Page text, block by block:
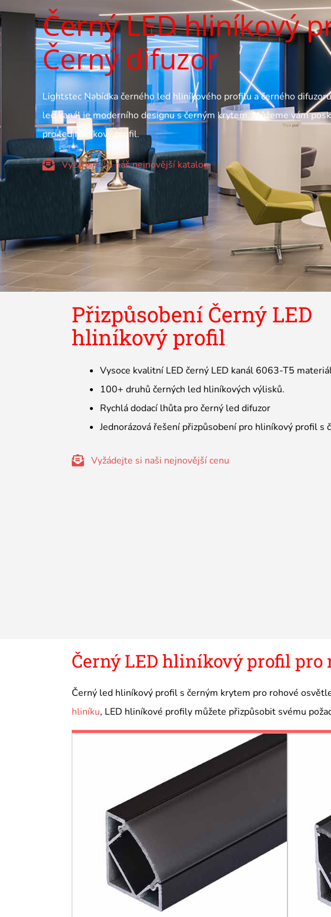
Černý LED hliníkový
Černý difuzor
Lightstec Nabídka černého led hliníkového profilu a černého
led kanál je moderního designu s černým krytem. Můžeme vám
pro led hliníkový profil.
Vyžádejte si náš nejnovější katalog
Přizpůsobení Černý LED
hliníkový profil
Vysoce kvalitní LED černý LED kanál 6063-T5
100+ druhů černých led hliníkových výlisků.
Rychlá dodací lhůta pro černý led difuzor
Jednorázová řešení přizpůsobení pro hliníkový profil s
Vyžádejte si naši nejnovější cenu
Černý LED hliníkový profil pro
Černý led hliníkový profil s černým krytem pro rohové
hliníku, LED hliníkové profily můžete přizpůsobit svému